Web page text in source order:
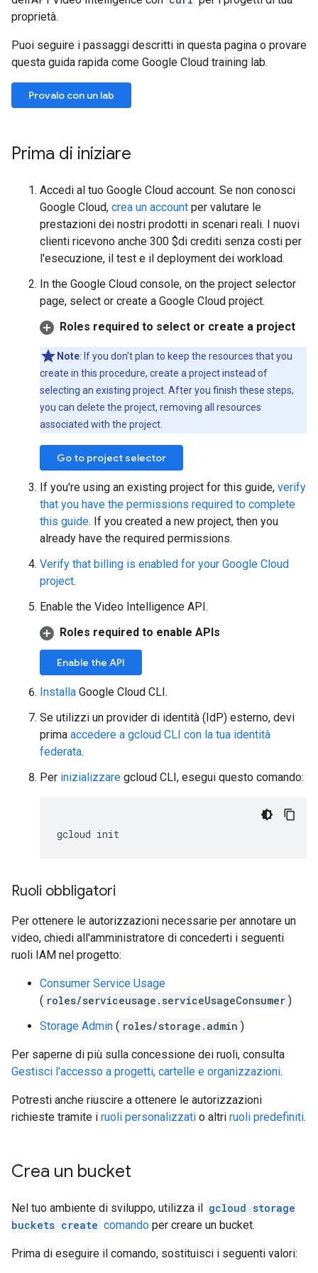
proprietà.
Puoi seguire i passaggi descritti in questa pagina o provare
questa guida rapida come Google Cloud training lab.
Provalo con un lab
Prima di iniziare
Accedi al tuo Google Cloud account. Se non conosci
Google Cloud, crea un account per valutare le
prestazioni dei nostri prodotti in scenari reali. I nuovi
clienti ricevono anche 300 $di crediti senza costi per
l'esecuzione, il test e il deployment dei workload.
In the Google Cloud console, on the project selector
page, select or create a Google Cloud project.
Roles required to select or create a project
Note: If you don't plan to keep the resources that you
create in this procedure, create a project instead of
selecting an existing project. After you finish these steps,
you can delete the project, removing all resources
associated with the project.
Go to project selector
If you're using an existing project for this guide, verify
that you have the permissions required to complete
this guide. If you created a new project, then you
already have the required permissions.
Verify that billing is enabled for your Google Cloud
project.
Enable the Video Intelligence API.
Roles required to enable APIs
Enable the API
Installa Google Cloud CLI.
Se utilizzi un provider di identità (IdP) esterno, devi
prima accedere a gcloud CLI con la tua identità
federata.
Per inizializzare gcloud CLI, esegui questo comando:
gcloud init
Ruoli obbligatori
Per ottenere le autorizzazioni necessarie per annotare un
video, chiedi all'amministratore di concederti i seguenti
ruoli IAM nel progetto:
Consumer Service Usage
( roles/serviceusage.serviceUsageConsumer )
Storage Admin ( roles/storage.admin )
Per saperne di più sulla concessione dei ruoli, consulta
Gestisci l'accesso a progetti, cartelle e organizzazioni.
Potresti anche riuscire a ottenere le autorizzazioni
richieste tramite i ruoli personalizzati o altri ruoli predefiniti.
Crea un bucket
Nel tuo ambiente di sviluppo, utilizza il gcloud storage
buckets create comando per creare un bucket.
Prima di eseguire il comando, sostituisci i seguenti valori: